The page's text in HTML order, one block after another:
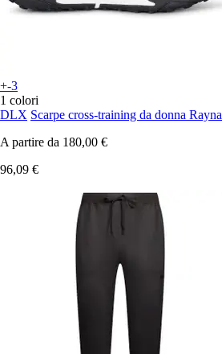
+-3
1 colori
DLX Scarpe cross-training da donna Rayna
A partire da 180,00 €
96,09 €